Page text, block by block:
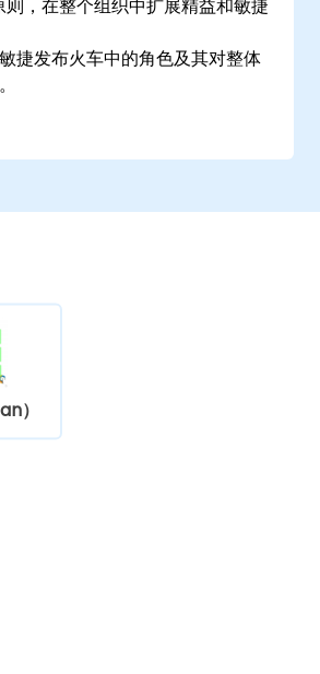
则，在整个组织中扩展精益和敏捷
捷发布火车中的角色及其对整体
行迭代。
计划增量规划。
车中的其他团队协作和整合工
）